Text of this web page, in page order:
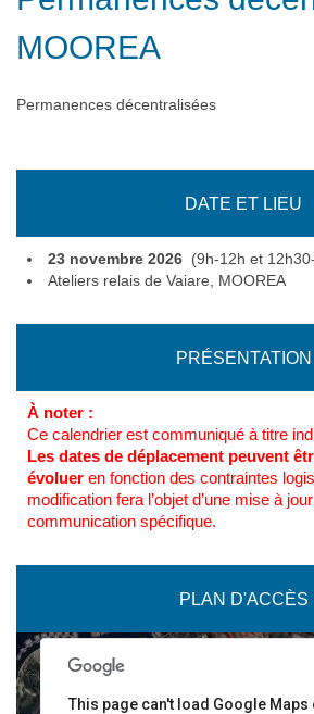
MOOREA
Permanences décentralisées
DATE ET LIEU
23 novembre 2026 (9h-12h et
Ateliers relais de Vaiare, MOOREA
PRÉSENTATION
À noter :
Ce calendrier est communiqué à titre
Les dates de déplacement peuvent
évoluer en fonction des contraintes
modification fera l’objet d’une mise à
communication spécifique.
PLAN D'ACCÈS
This page can't load Google